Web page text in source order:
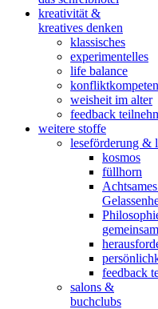
kreativität &
kreatives denken
klassisches
experimentelles
life balance
weisheit im alter
feedback
weitere stoffe
leseförderung &
kosmos
füllhorn
feedback
salons &
buchclubs